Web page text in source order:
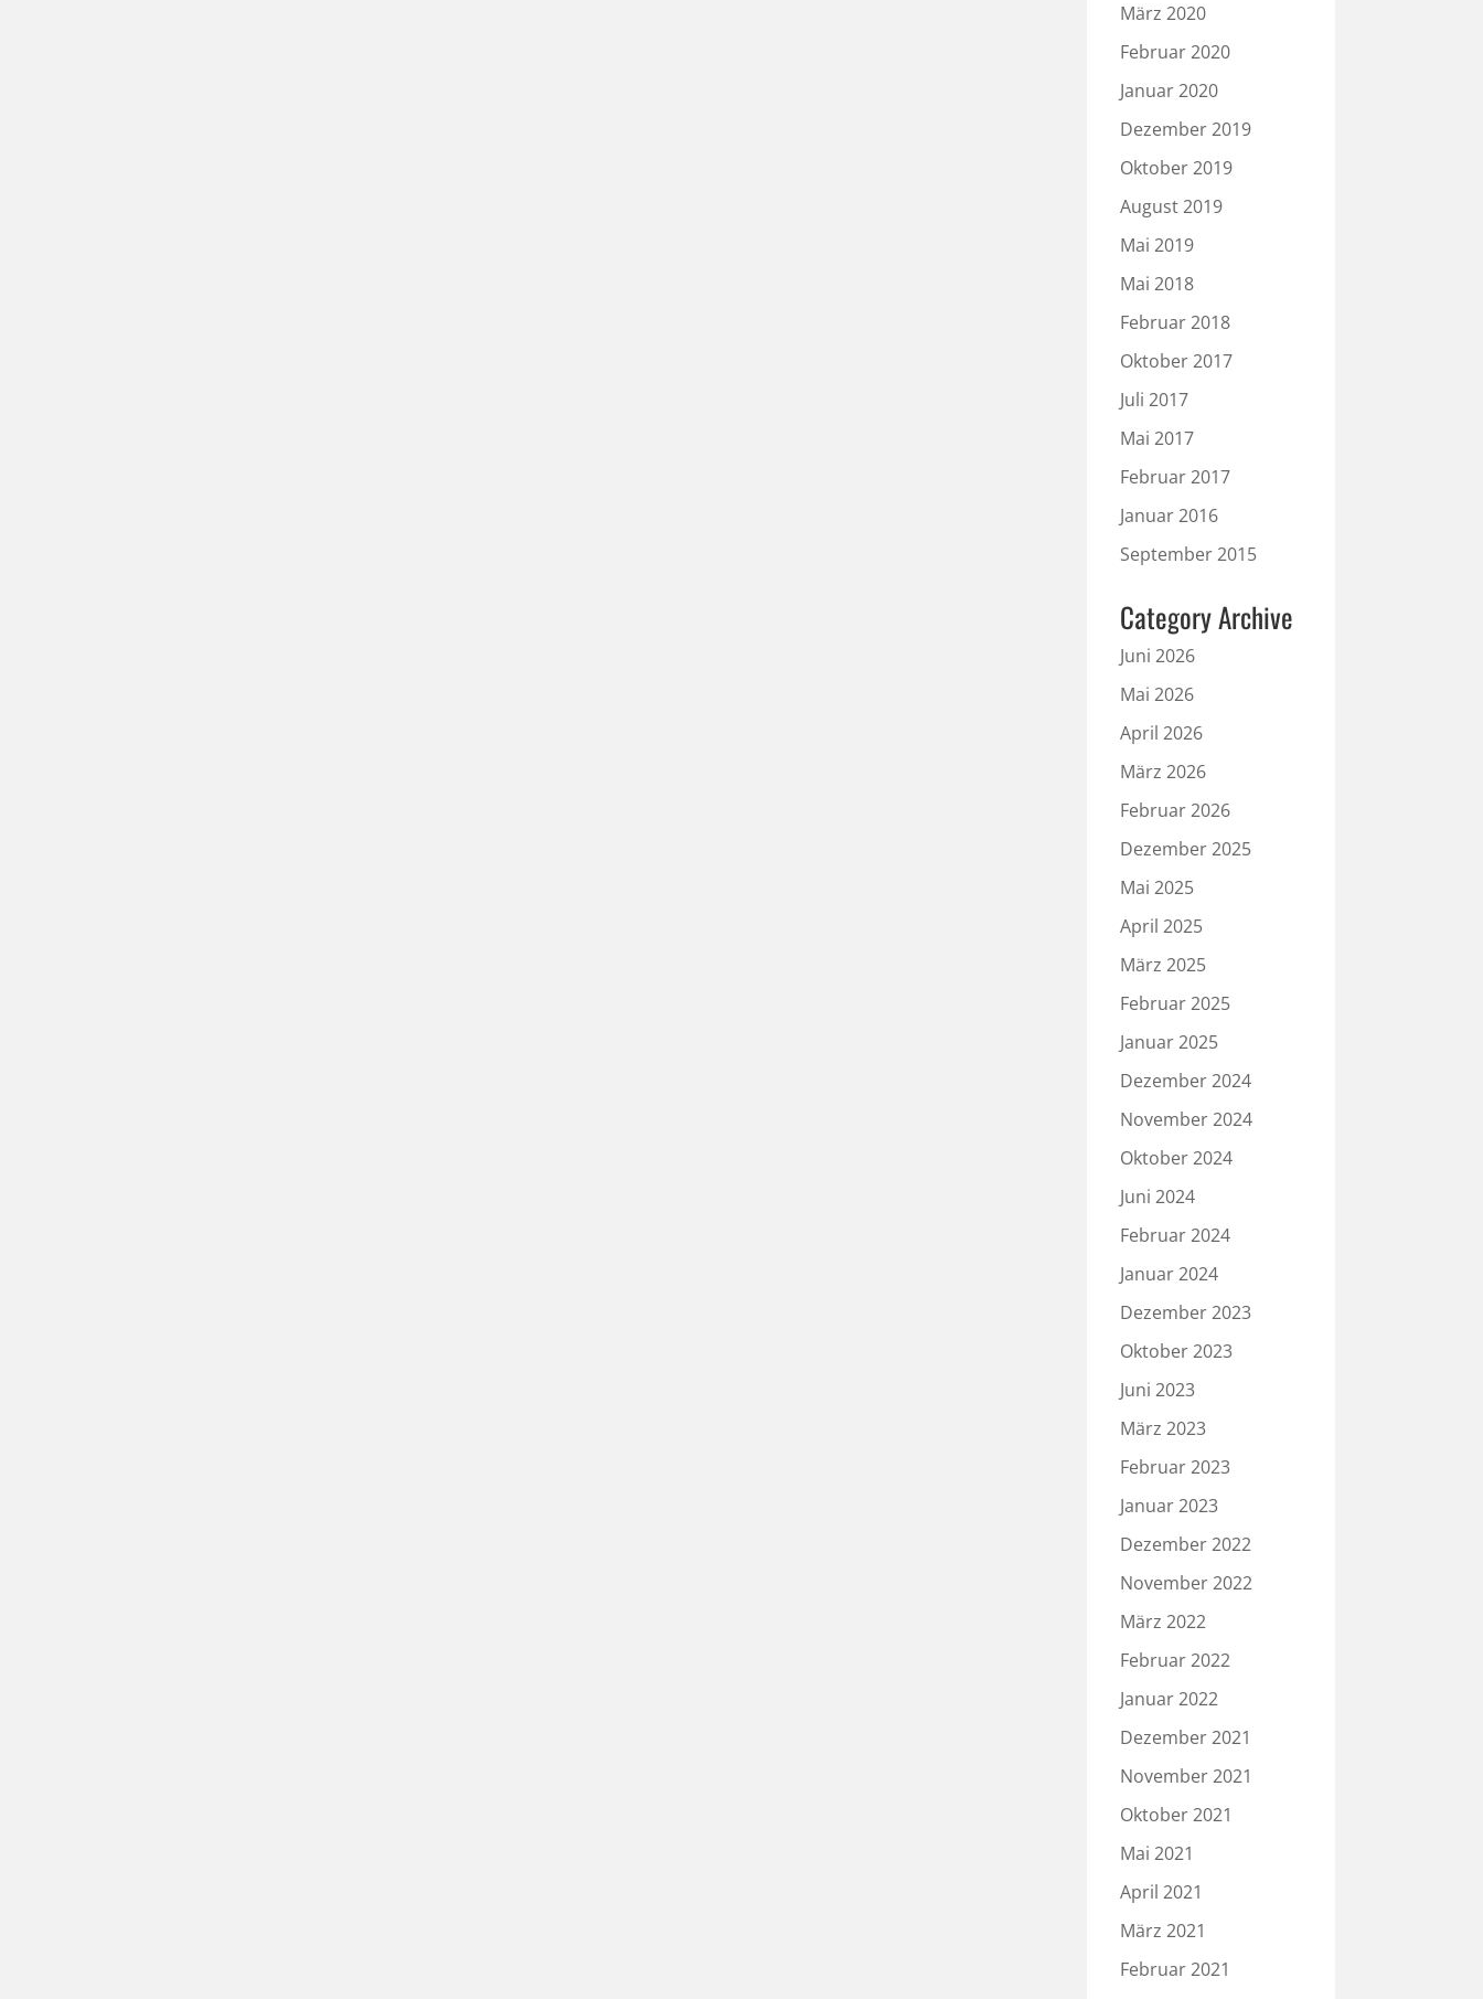
März 2020
Februar 2020
Januar 2020
Dezember 2019
Oktober 2019
August 2019
Mai 2019
Mai 2018
Februar 2018
Oktober 2017
Juli 2017
Mai 2017
Februar 2017
Januar 2016
September 2015
Category Archive
Juni 2026
Mai 2026
April 2026
März 2026
Februar 2026
Dezember 2025
Mai 2025
April 2025
März 2025
Februar 2025
Januar 2025
Dezember 2024
November 2024
Oktober 2024
Juni 2024
Februar 2024
Januar 2024
Dezember 2023
Oktober 2023
Juni 2023
März 2023
Februar 2023
Januar 2023
Dezember 2022
November 2022
März 2022
Februar 2022
Januar 2022
Dezember 2021
November 2021
Oktober 2021
Mai 2021
April 2021
März 2021
Februar 2021